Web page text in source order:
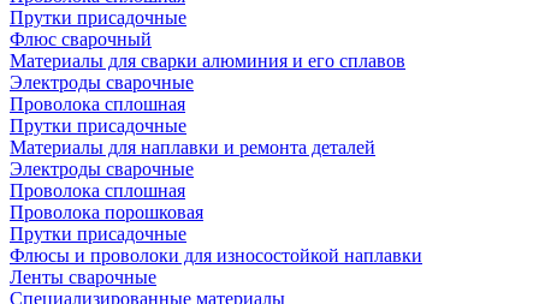
Прутки присадочные
Флюс сварочный
Материалы для сварки алюминия и его сплавов
Электроды сварочные
Проволока сплошная
Прутки присадочные
Материалы для наплавки и ремонта деталей
Электроды сварочные
Проволока сплошная
Проволока порошковая
Прутки присадочные
Флюсы и проволоки для износостойкой наплавки
Ленты сварочные
Специализированные материалы